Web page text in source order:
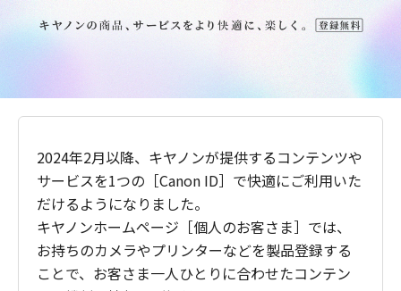
2024年2月以降、キヤノンが提供するコンテンツや
サービスを1つの［Canon ID］で快適にご利用いた
だけるようになりました。
キヤノンホームページ［個人のお客さま］では、
お持ちのカメラやプリンターなどを製品登録する
ことで、お客さま一人ひとりに合わせたコンテン